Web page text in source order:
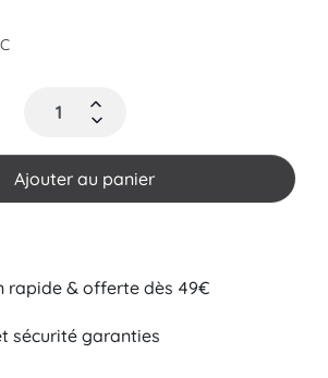
Ajouter au panier
rapide & offerte dès 49€
sécurité garanties